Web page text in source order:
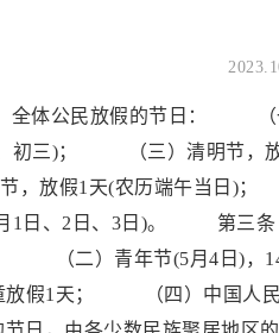
体公民放假的节日： （
初三)； （三）清明节，
，放假1天(农历端午当日)
月1日、2日、3日)。 第三
（二）青年节(5月4日)，
放假1天； （四）中国人